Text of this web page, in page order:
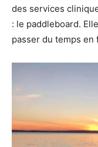
des services
: le paddleboard.
passer du temps en